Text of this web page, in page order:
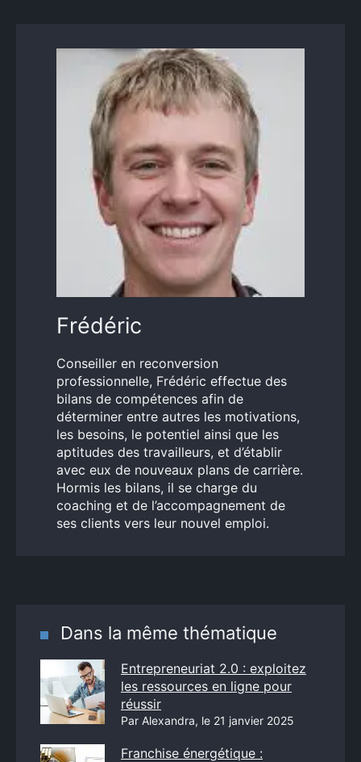
Frédéric
Conseiller en reconversion
professionnelle, Frédéric effectue des
bilans de compétences afin de
déterminer entre autres les motivations,
les besoins, le potentiel ainsi que les
aptitudes des travailleurs, et d’établir
avec eux de nouveaux plans de carrière.
Hormis les bilans, il se charge du
coaching et de l’accompagnement de
ses clients vers leur nouvel emploi.
Dans la même thématique
Entrepreneuriat 2.0 : exploitez
les ressources en ligne pour
réussir
Par Alexandra, le 21 janvier 2025
Franchise énergétique :